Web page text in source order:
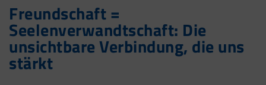
Freundschaft =
Seelenverwandtschaft: Die
unsichtbare Verbindung, die uns
stärkt